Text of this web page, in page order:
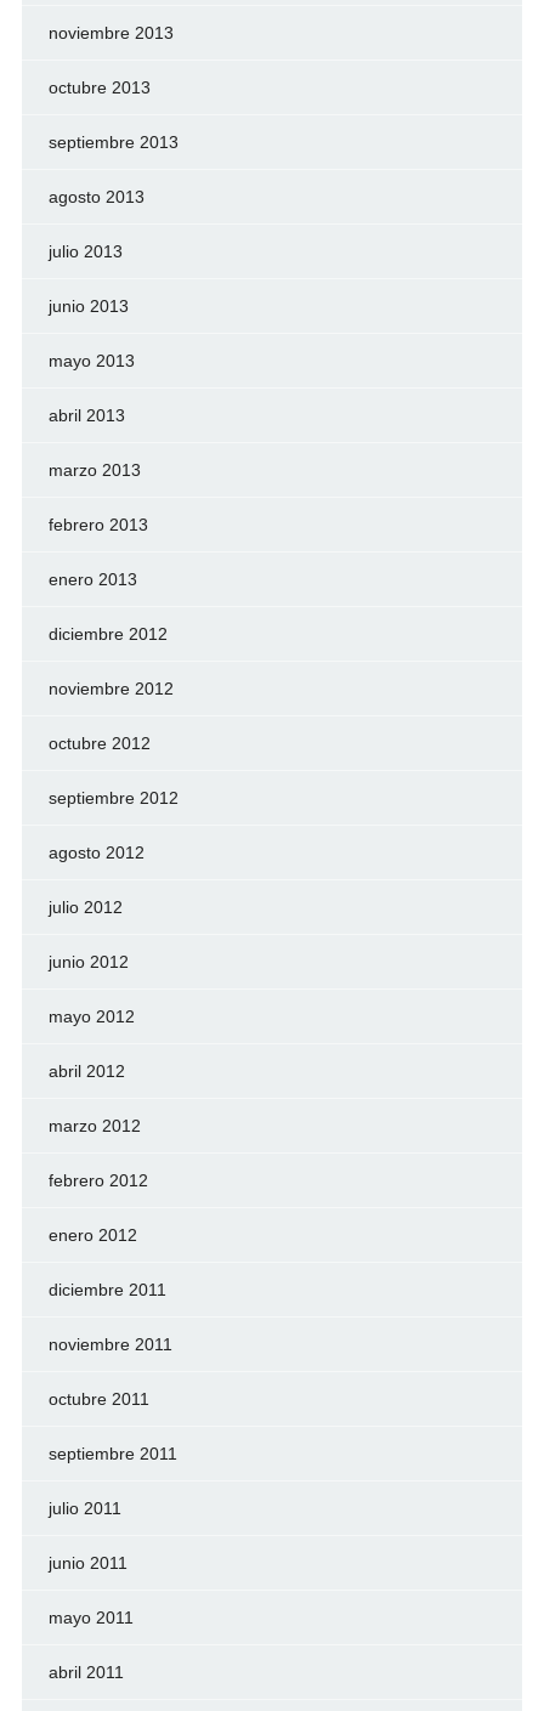
noviembre 2013
octubre 2013
septiembre 2013
agosto 2013
julio 2013
junio 2013
mayo 2013
abril 2013
marzo 2013
febrero 2013
enero 2013
diciembre 2012
noviembre 2012
octubre 2012
septiembre 2012
agosto 2012
julio 2012
junio 2012
mayo 2012
abril 2012
marzo 2012
febrero 2012
enero 2012
diciembre 2011
noviembre 2011
octubre 2011
septiembre 2011
julio 2011
junio 2011
mayo 2011
abril 2011